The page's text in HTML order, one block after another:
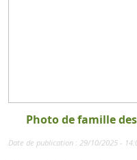
Photo de famille
Date de publication : 29/10/2025 -